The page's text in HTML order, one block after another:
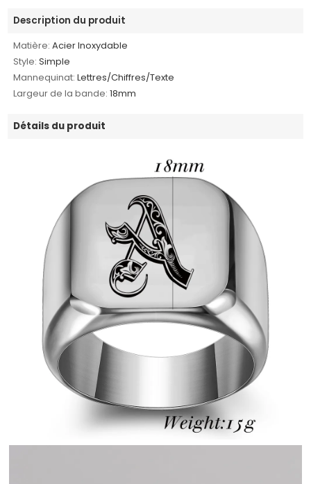
Description du produit
Matière: Acier Inoxydable
Style: Simple
Mannequinat: Lettres/Chiffres/Texte
Largeur de la bande: 18mm
Détails du produit